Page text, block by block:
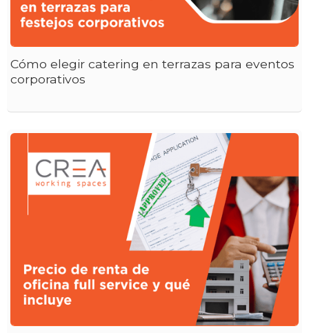
Cómo elegir catering en terrazas para eventos
corporativos